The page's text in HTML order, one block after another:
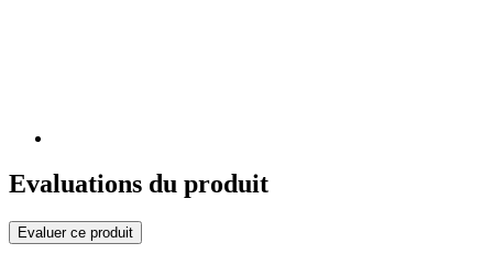
Evaluations du produit
Evaluer ce produit